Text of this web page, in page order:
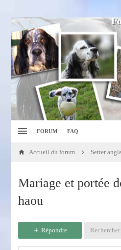
FORUM FAQ
Accueil du forum
Mariage et portée
haou
Répondre